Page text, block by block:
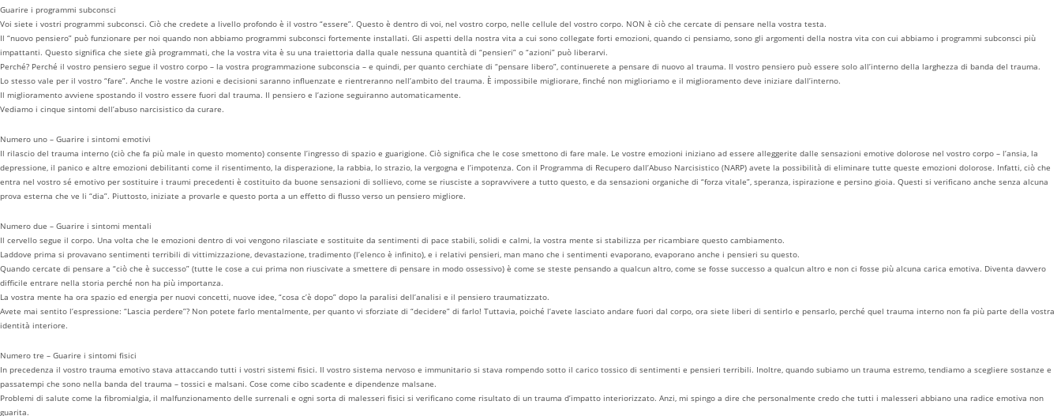
Guarire i programmi subconsci
Voi siete i vostri programmi subconsci. Ciò che credete a livello profondo è il vostro “essere”. Questo è dentro di voi, nel vostro corpo, nelle cellule del vostro corpo. NON è ciò che cercate di pensare nella vostra testa.
Il “nuovo pensiero” può funzionare per noi quando non abbiamo programmi subconsci fortemente installati. Gli aspetti della nostra vita a cui sono collegate forti emozioni, quando ci pensiamo, sono gli argomenti della nostra vita con cui abbiamo i programmi subconsci più
impattanti. Questo significa che siete già programmati, che la vostra vita è su una traiettoria dalla quale nessuna quantità di “pensieri” o “azioni” può liberarvi.
Perché? Perché il vostro pensiero segue il vostro corpo – la vostra programmazione subconscia – e quindi, per quanto cerchiate di “pensare libero”, continuerete a pensare di nuovo al trauma. Il vostro pensiero può essere solo all’interno della larghezza di banda del trauma.
Lo stesso vale per il vostro “fare”. Anche le vostre azioni e decisioni saranno influenzate e rientreranno nell’ambito del trauma. È impossibile migliorare, finché non miglioriamo e il miglioramento deve iniziare dall’interno.
Il miglioramento avviene spostando il vostro essere fuori dal trauma. Il pensiero e l’azione seguiranno automaticamente.
Vediamo i cinque sintomi dell’abuso narcisistico da curare.
Numero uno – Guarire i sintomi emotivi
Il rilascio del trauma interno (ciò che fa più male in questo momento) consente l’ingresso di spazio e guarigione. Ciò significa che le cose smettono di fare male. Le vostre emozioni iniziano ad essere alleggerite dalle sensazioni emotive dolorose nel vostro corpo – l’ansia, la
depressione, il panico e altre emozioni debilitanti come il risentimento, la disperazione, la rabbia, lo strazio, la vergogna e l’impotenza. Con il Programma di Recupero dall’Abuso Narcisistico (NARP) avete la possibilità di eliminare tutte queste emozioni dolorose. Infatti, ciò che
entra nel vostro sé emotivo per sostituire i traumi precedenti è costituito da buone sensazioni di sollievo, come se riusciste a sopravvivere a tutto questo, e da sensazioni organiche di “forza vitale”, speranza, ispirazione e persino gioia. Questi si verificano anche senza alcuna
prova esterna che ve li “dia”. Piuttosto, iniziate a provarle e questo porta a un effetto di flusso verso un pensiero migliore.
Numero due – Guarire i sintomi mentali
Il cervello segue il corpo. Una volta che le emozioni dentro di voi vengono rilasciate e sostituite da sentimenti di pace stabili, solidi e calmi, la vostra mente si stabilizza per ricambiare questo cambiamento.
Laddove prima si provavano sentimenti terribili di vittimizzazione, devastazione, tradimento (l’elenco è infinito), e i relativi pensieri, man mano che i sentimenti evaporano, evaporano anche i pensieri su questo.
Quando cercate di pensare a “ciò che è successo” (tutte le cose a cui prima non riuscivate a smettere di pensare in modo ossessivo) è come se steste pensando a qualcun altro, come se fosse successo a qualcun altro e non ci fosse più alcuna carica emotiva. Diventa davvero
difficile entrare nella storia perché non ha più importanza.
La vostra mente ha ora spazio ed energia per nuovi concetti, nuove idee, “cosa c’è dopo” dopo la paralisi dell’analisi e il pensiero traumatizzato.
Avete mai sentito l’espressione: “Lascia perdere”? Non potete farlo mentalmente, per quanto vi sforziate di “decidere” di farlo! Tuttavia, poiché l’avete lasciato andare fuori dal corpo, ora siete liberi di sentirlo e pensarlo, perché quel trauma interno non fa più parte della vostra
identità interiore.
Numero tre – Guarire i sintomi fisici
In precedenza il vostro trauma emotivo stava attaccando tutti i vostri sistemi fisici. Il vostro sistema nervoso e immunitario si stava rompendo sotto il carico tossico di sentimenti e pensieri terribili. Inoltre, quando subiamo un trauma estremo, tendiamo a scegliere sostanze e
passatempi che sono nella banda del trauma – tossici e malsani. Cose come cibo scadente e dipendenze malsane.
Problemi di salute come la fibromialgia, il malfunzionamento delle surrenali e ogni sorta di malesseri fisici si verificano come risultato di un trauma d’impatto interiorizzato. Anzi, mi spingo a dire che personalmente credo che tutti i malesseri abbiano una radice emotiva non
guarita.